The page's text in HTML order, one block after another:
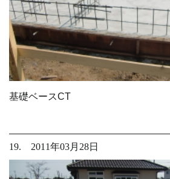
基礎ベースCT
19. 2011年03月28日